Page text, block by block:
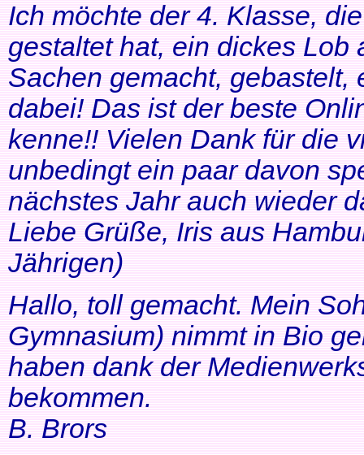
Ich möchte der 4. Klasse,
gestaltet hat, ein dickes Lob
Sachen gemacht, gebastelt,
dabei! Das ist der beste
kenne!! Vielen Dank für die
unbedingt ein paar davon
nächstes Jahr auch wieder
Liebe Grüße, Iris aus
Jährigen)
Hallo, toll gemacht. Mein
Gymnasium) nimmt in Bio
haben dank der
bekommen.
B. Brors